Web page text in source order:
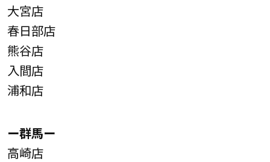
大宮店
春日部店
熊谷店
入間店
浦和店
ー群馬ー
高崎店